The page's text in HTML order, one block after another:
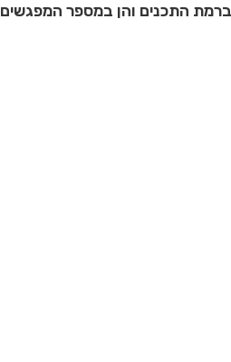
ברמת התכנים והן במספר המפגשים